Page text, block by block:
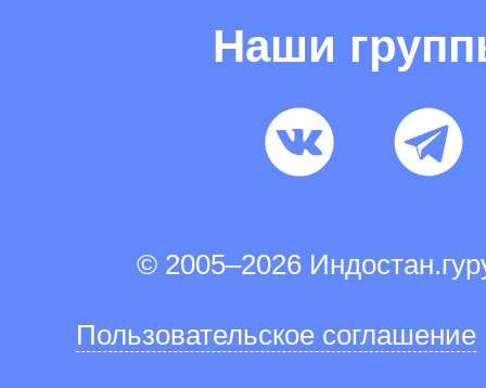
Наши
© 2005–2026
Пользовательское соглашение